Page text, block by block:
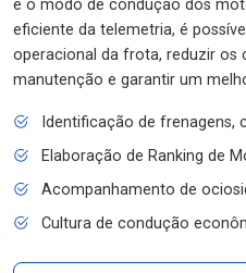
e o modo de condução dos
eficiente da telemetria, é
operacional da frota, reduzir
manutenção e garantir um
Identificação de frenagens,
Elaboração de Ranking de
Acompanhamento de
Cultura de condução